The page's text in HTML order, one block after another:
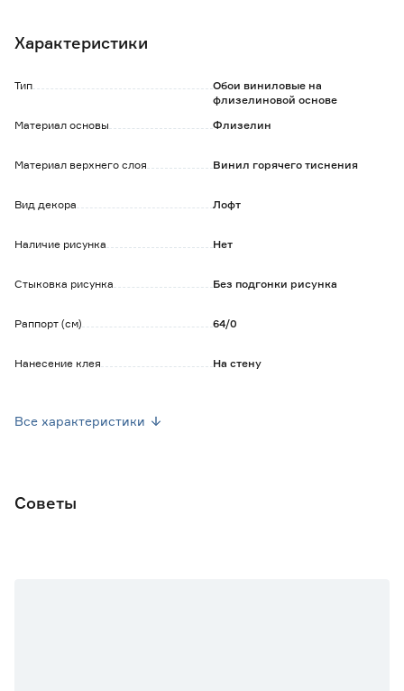
Особенности и преимущества:
- скрывают неровности стены;
- отличаются высокой влагостойкостью;
полотна легко стыкуются;
- срок службы более 3-х лет.
Обратите внимание:
флизелиновых обоев.
Характеристики
Тип
Обои виниловые на
флизелиновой основе
Материал основы
Флизелин
Материал верхнего слоя Винил горячего тиснения
Вид декора Лофт
Наличие рисунка Нет
Стыковка рисунка Без подгонки рисунка
Раппорт (см) 64/0
Нанесение клея На стену
Все характеристики
Советы